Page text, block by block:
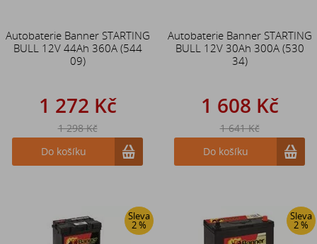
Autobaterie Banner STARTING
BULL 12V 44Ah 360A (544
09)
1 272 Kč
1 298 Kč
Do košíku
Autobaterie Banner STARTING
BULL 12V 30Ah 300A (530
34)
1 608 Kč
1 641 Kč
Do košíku
Sleva
2 %
Sleva
2 %